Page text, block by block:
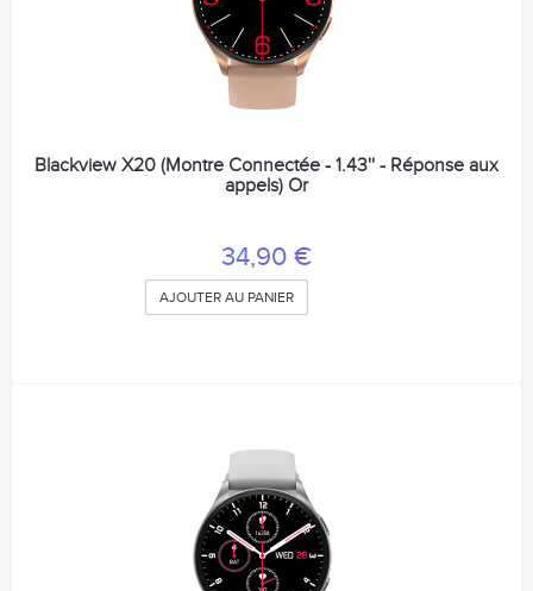
Blackview X20 (Montre Connectée - 1.43'' - Réponse aux
appels) Or
34,90 €
AJOUTER AU PANIER